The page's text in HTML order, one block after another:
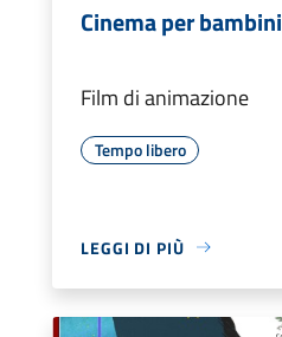
Cinema per bambini
Film di animazione
Tempo libero
LEGGI DI PIÙ